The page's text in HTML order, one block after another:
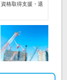
格取得支援・退